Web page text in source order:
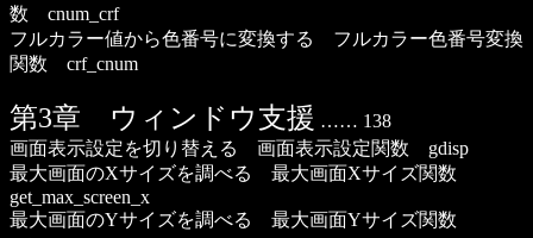
数 cnum_crf
フルカラー値から色番号に変換する フルカラー色番号変換
関数 crf_cnum
第3章 ウィンドウ支援 …… 138
画面表示設定を切り替える 画面表示設定関数 gdisp
最大画面のXサイズを調べる 最大画面Xサイズ関数
get_max_screen_x
最大画面のYサイズを調べる 最大画面Yサイズ関数